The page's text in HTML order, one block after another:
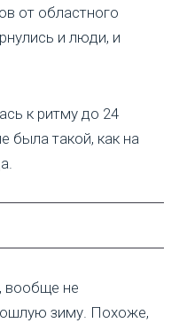
от областного
и люди, и
к ритму до 24
была такой, как на
вообще не
зиму. Похоже,